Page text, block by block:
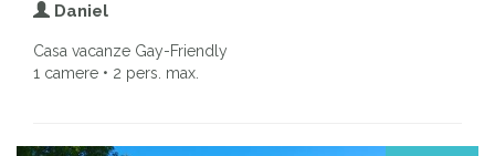
Daniel
Casa vacanze Gay-Friendly
1 camere • 2 pers. max.